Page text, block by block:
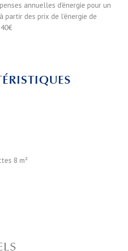
8 m²
annuelles d'énergie pour un
partir des prix de l'énergie de